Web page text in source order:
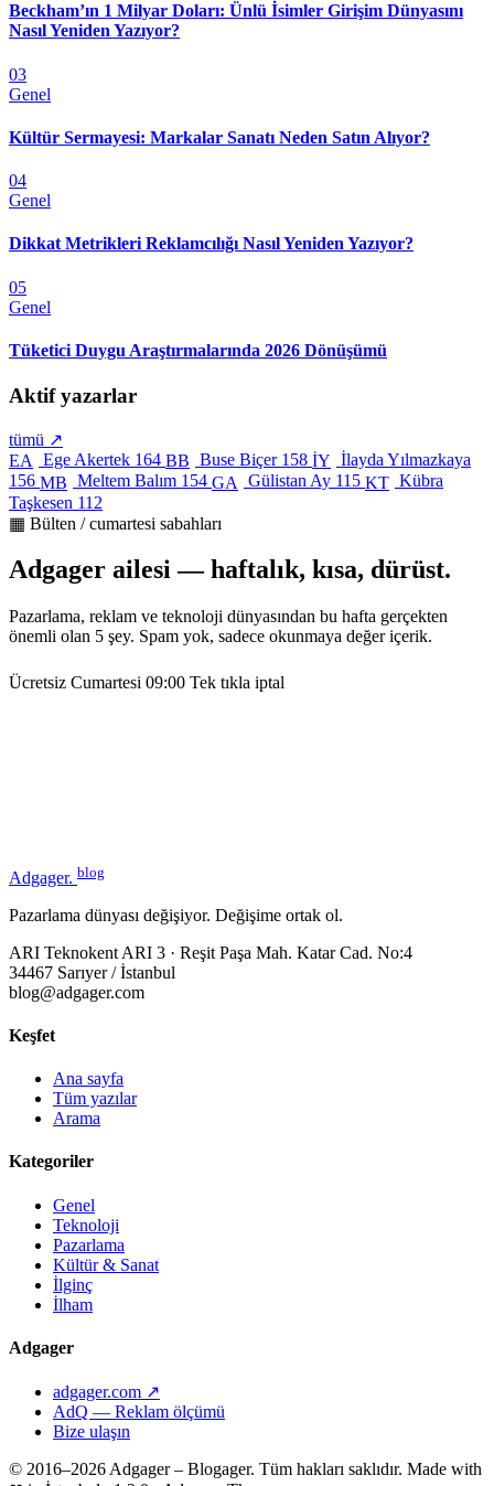
Beckham’ın 1 Milyar Doları: Ünlü İsimler Girişim Dünyasını
Nasıl Yeniden Yazıyor?
03
Genel
Kültür Sermayesi: Markalar Sanatı Neden Satın Alıyor?
04
Genel
Dikkat Metrikleri Reklamcılığı Nasıl Yeniden Yazıyor?
05
Genel
Tüketici Duygu Araştırmalarında 2026 Dönüşümü
Aktif yazarlar
tümü ↗
EA
Ege Akertek 164 BB Buse Biçer 158 İY İlayda Yılmazkaya
156 MB Meltem Balım 154 GA Gülistan Ay 115 KT Kübra
Taşkesen 112
▦ Bülten / cumartesi sabahları
Adgager ailesi — haftalık, kısa, dürüst.
Pazarlama, reklam ve teknoloji dünyasından bu hafta gerçekten
önemli olan 5 şey. Spam yok, sadece okunmaya değer içerik.
Ücretsiz Cumartesi 09:00 Tek tıkla iptal
Adgager. blog
Pazarlama dünyası değişiyor. Değişime ortak ol.
ARI Teknokent ARI 3 · Reşit Paşa Mah. Katar Cad. No:4
34467 Sarıyer / İstanbul
blog@adgager.com
Keşfet
Ana sayfa
Tüm yazılar
Arama
Kategoriler
Genel
Teknoloji
Pazarlama
Kültür & Sanat
İlginç
İlham
Adgager
adgager.com ↗
AdQ — Reklam ölçümü
Bize ulaşın
© 2016–2026 Adgager – Blogager. Tüm hakları saklıdır. Made with